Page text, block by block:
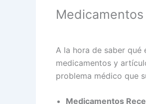
A la hora de saber
medicamentos y
problema médico que
Medicamentos